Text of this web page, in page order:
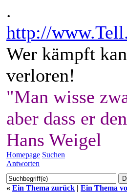
.
http://
Wer kämpft
verloren!
"Man wisse
aber dass er
Hans Weigel
Homepage Suchen
Antworten
« Ein Thema zurück | Ein Thema